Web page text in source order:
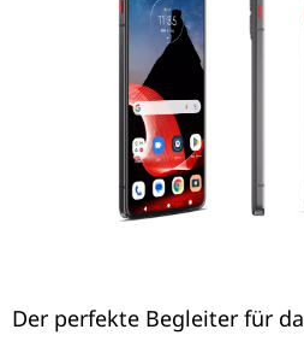
Der perfekte Begleiter für